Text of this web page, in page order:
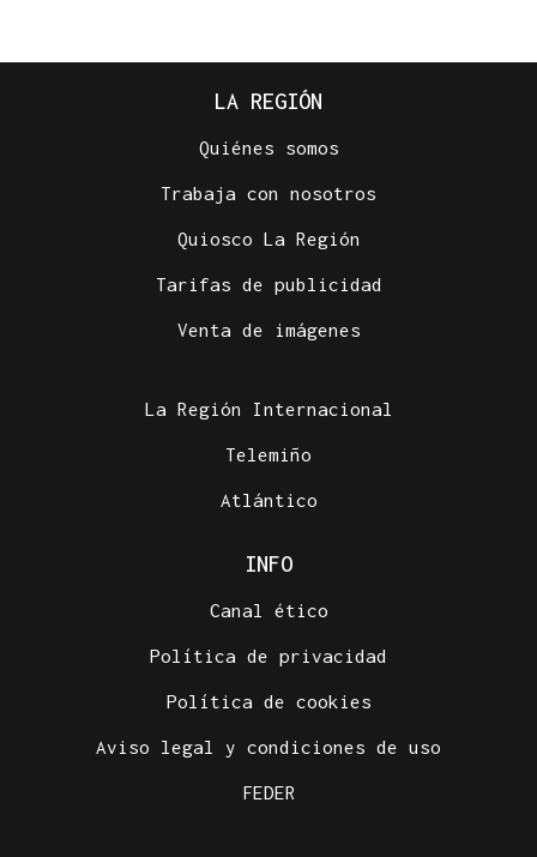
LA REGIÓN
Quiénes somos
Trabaja con nosotros
Quiosco La Región
Tarifas de publicidad
Venta de imágenes
La Región Internacional
Telemiño
Atlántico
INFO
Canal ético
Política de privacidad
Política de cookies
Aviso legal y condiciones de uso
FEDER